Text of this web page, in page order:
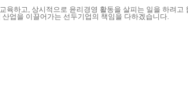
하고, 상시적으로 윤리경영 활동을 살피는 일을 하려고
업을 이끌어가는 선두기업의 책임을 다하겠습니다.